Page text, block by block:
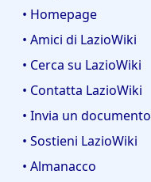
• Homepage
• Amici di LazioWiki
• Cerca su LazioWiki
• Contatta LazioWiki
• Invia un documento
• Sostieni LazioWiki
• Almanacco